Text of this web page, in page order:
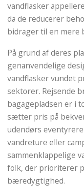
vandflasker
da de reducerer
bidrager til en mere
På grund af deres
genanvendelige
vandflasker vundet
sektorer. Rejsende
bagagepladsen er i
sætter pris på
udendørs
vandreture eller
sammenklappelige
folk, der prioriterer
bæredygtighed.